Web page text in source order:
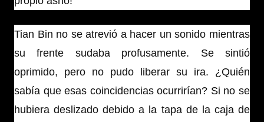
Tian Bin no se atrevió a hacer un sonido mientras
su frente sudaba profusamente. Se sintió
oprimido, pero no pudo liberar su ira. ¿Quién
sabía que esas coincidencias ocurrirían? Si no se
hubiera deslizado debido a la tapa de la caja de